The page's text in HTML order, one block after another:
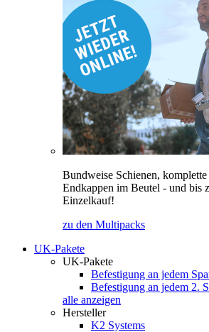
Bundweise Schienen,
Endkappen im Beutel - und bis
Einzelkauf!
zu den Multipacks
UK-Pakete
UK-Pakete
Befestigung an jedem
Befestigung an jedem 2.
alle anzeigen
Hersteller
K2 Systems